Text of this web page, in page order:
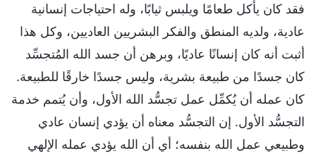
فقد كان يأكل طعامًا ويلبس ثيابًا، وله احتياجات إنسانية
عادية، ولديه المنطق والفكر البشريين العاديين، وكل هذا
أثبت أنه كان إنسانًا عاديًا، وبرهن أن جسد الله المُتجسِّد
كان جسدًا من طبيعة بشرية، وليس جسدًا خارقًا للطبيعة.
كان عمله أن يُكمِّل عمل تجسُّد الله الأول، وأن يُتمم خدمة
التجسُّد الأول. إن التجسُّد معناه أن يؤدي إنسان عادي
وطبيعي عمل الله بنفسه؛ أي أن الله يؤدي عمله الإلهي